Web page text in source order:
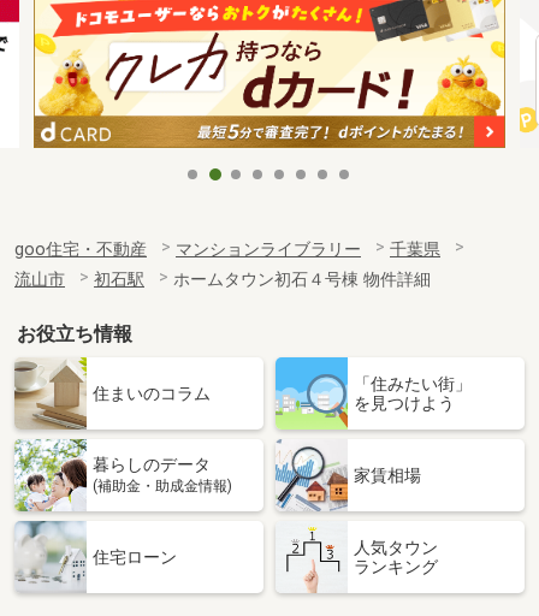
goo住宅・不動産 マンションライブラリー
千葉県
流山市
初石駅 ホームタウン初石４号棟 物件詳細
お役立ち情報
住まいのコラム
「住みたい街」
を見つけよう
暮らしのデータ
(補助金・助成金情報)
家賃相場
住宅ローン
人気タウン
ランキング